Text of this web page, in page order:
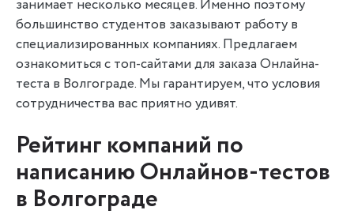
занимает несколько месяцев. Именно поэтому
большинство студентов заказывают работу в
специализированных компаниях. Предлагаем
ознакомиться с топ-сайтами для заказа Онлайна-
теста в Волгограде. Мы гарантируем, что условия
сотрудничества вас приятно удивят.
Рейтинг компаний по
написанию Онлайнов-тестов
в Волгограде